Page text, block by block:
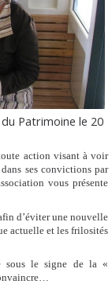
Patrimoine le 20
action visant à voir
ses convictions par
vous présente
d’éviter une nouvelle
actuelle et les frilosités
sous le signe de la «